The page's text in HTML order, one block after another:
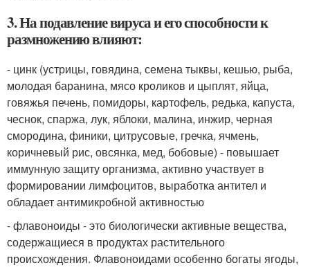
3. На подавление вируса и его способности к
размножению влияют:
- цинк (устрицы, говядина, семена тыквы, кешью, рыба,
молодая баранина, мясо кроликов и цыплят, яйца,
говяжья печень, помидоры, картофель, редька, капуста,
чеснок, спаржа, лук, яблоки, малина, инжир, черная
смородина, финики, цитрусовые, гречка, ячмень,
коричневый рис, овсянка, мед, бобовые) - повышает
иммунную защиту организма, активно участвует в
формировании лимфоцитов, выработка антител и
обладает антимикробной активностью
- флавоноиды - это биологически активные вещества,
содержащиеся в продуктах растительного
происхождения. Флавоноидами особенно богаты ягоды,